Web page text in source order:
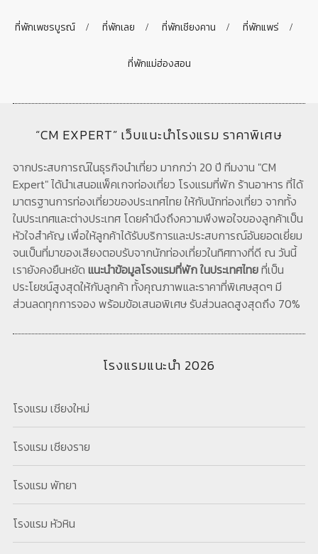
ที่พักเพชรบูรณ์ ที่พักเลย ที่พักเชียงคาน ที่พักแพร่
ที่พักแม่ฮ่องสอน
“CM EXPERT” เว็บแนะนำโรงแรม ราคาพิเศษ
จากประสบการณ์ในธุรกิจนำเที่ยว มากกว่า 20 ปี ทีมงาน "CM
Expert" ได้นำเสนอแพ็คเกจท่องเที่ยว โรงแรมที่พัก ร้านอาหาร ที่ได้
มาตรฐานการท่องเที่ยวของประเทศไทย ให้กับนักท่องเที่ยว จากทั้ง
ในประเทศและต่างประเทศ โดยคำนึงถึงความพึงพอใจของลูกค้าเป็น
หัวใจสำคัญ เพื่อให้ลูกค้าได้รับบริการและประสบการณ์อันยอดเยี่ยม
จนเป็นที่มาของเสียงตอบรับจากนักท่องเที่ยวในทิศทางที่ดี ณ วันนี้
เรายังคงยืนหยัด แนะนำข้อมูลโรงแรมที่พัก ในประเทศไทยที่เป็น
ประโยชน์สูงสุดให้กับลูกค้า ทั้งคุณภาพและราคาที่พิเศษสุดๆ มี
ส่วนลดทุกการจอง พร้อมข้อเสนอพิเศษ รับส่วนลดสูงสุดถึง 70%
โรงแรมแนะนำ 2026
โรงแรม เชียงใหม่
โรงแรม เชียงราย
โรงแรม พัทยา
โรงแรม หัวหิน